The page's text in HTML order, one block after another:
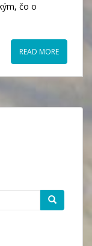
čo o
READ MORE